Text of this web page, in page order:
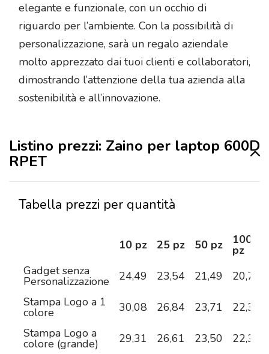
elegante e funzionale, con un occhio di
riguardo per l’ambiente. Con la possibilità di
personalizzazione, sarà un regalo aziendale
molto apprezzato dai tuoi clienti e collaboratori,
dimostrando l’attenzione della tua azienda alla
sostenibilità e all’innovazione.
Listino prezzi: Zaino per laptop 600D
RPET
Tabella prezzi per quantità
10 pz 25 pz 50 pz 100
pz
Gadget senza
Personalizzazione 24,49 23,54 21,49
20,70
Stampa Logo a 1
colore 30,08 26,84 23,71
22,34
Stampa Logo a
colore (grande) 29,31 26,61 23,50
22,35